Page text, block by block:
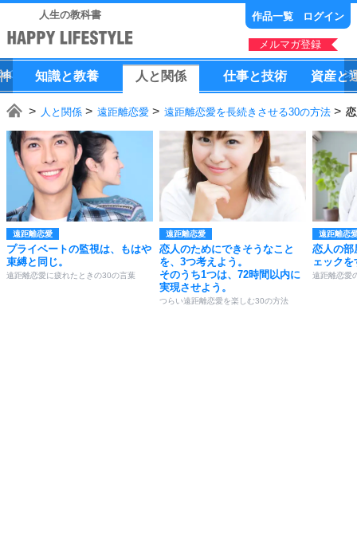
人生の教科書 作品一覧 ログイン
メルマガ登録
知識と教養 人 と 関係 仕事と技術 資産と
人と関係 遠距離恋愛 遠距離恋愛を長続きさせる30の方法
遠距離恋愛
プライベートの監視は、もはや
束縛と同じ。
遠距離恋愛に疲れたときの30の言葉
遠距離恋愛
恋人のためにできそうなこと
を、3つ考えよう。
そのうち1つは、72時間以内に
実現させよう。
つらい遠距離恋愛を楽しむ30の方法
遠距離恋
恋人の部
ェック
遠距離恋愛